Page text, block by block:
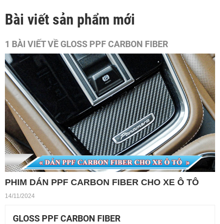
Bài viết sản phẩm mới
1 BÀI VIẾT VỀ GLOSS PPF CARBON FIBER
PHIM DÁN PPF CARBON FIBER CHO XE Ô TÔ
14/11/2024
GLOSS PPF CARBON FIBER